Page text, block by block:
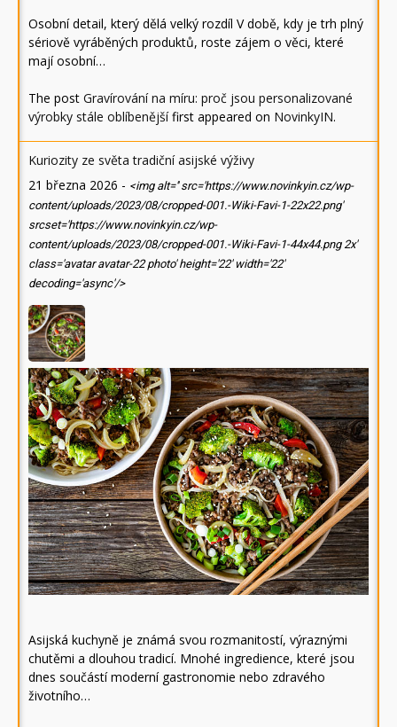
Osobní detail, který dělá velký rozdíl V době, kdy je trh plný
sériově vyráběných produktů, roste zájem o věci, které
mají osobní…
The post Gravírování na míru: proč jsou personalizované
výrobky stále oblíbenějšífirst appeared on NovinkyIN.
Kuriozity ze světa tradiční asijské výživy
21 března 2026 - <img alt='' src='https://www.novinkyin.cz/wp-
content/uploads/2023/08/cropped-001.-Wiki-Favi-1-22x22.png'
srcset='https://www.novinkyin.cz/wp-
content/uploads/2023/08/cropped-001.-Wiki-Favi-1-44x44.png 2x'
class='avatar avatar-22 photo' height='22' width='22'
decoding='async'/>
Asijská kuchyně je známá svou rozmanitostí, výraznými
chutěmi a dlouhou tradicí. Mnohé ingredience, které jsou
dnes součástí moderní gastronomie nebo zdravého
životního…